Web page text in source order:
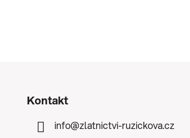
Kontakt
info@zlatnictvi-ruzickova.cz